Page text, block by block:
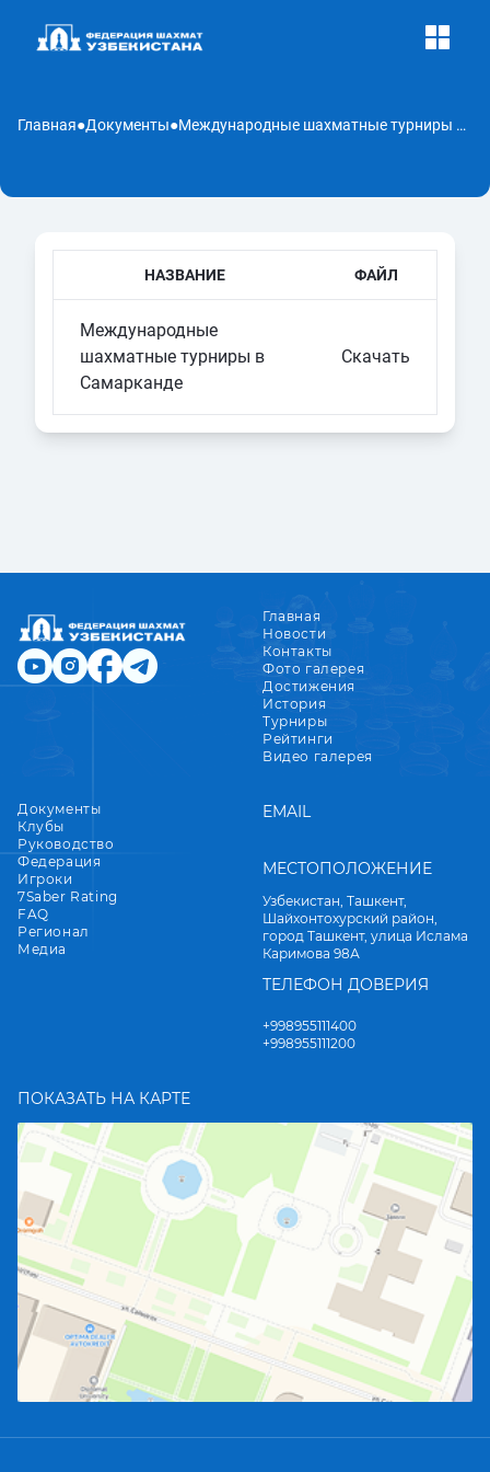
Главная●Документы● Международные шахматные турниры в Самарканде
НАЗВАНИЕ ФАЙЛ
Международные
шахматные турниры в
Самарканде
Скачать
Главная
Новости
Контакты
Фото галерея
Достижения
История
Турниры
Рейтинги
Видео галерея
Документы
Клубы
Руководство
Федерация
Игроки
7Saber Rating
FAQ
Регионал
Медиа
EMAIL
МЕСТОПОЛОЖЕНИЕ
Узбекистан, Ташкент,
Шайхонтохурский район,
город Ташкент, улица Ислама
Каримова 98А
ТЕЛЕФОН ДОВЕРИЯ
+998955111400
+998955111200
ПОКАЗАТЬ НА КАРТЕ